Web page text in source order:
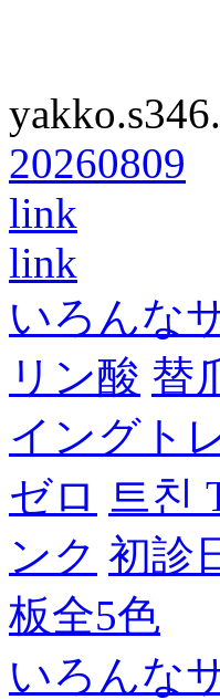
20260809
link
link
いろんな
リン酸 替
イングト
ゼロ 트친
ンク 初診
板全5色
いろんな